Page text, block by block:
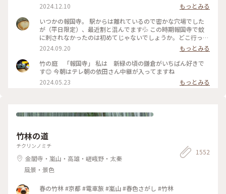
2024.12.10
もっとみる
いつかの報国寺。 駅からは離れているので密かな穴場でした
が（平日限定）、最近割と混んでます💦 この時期報国寺で蚊
に刺されなかったのは初めてじゃないでしょうか。どこ行っ
た〜🦟 #ことりっぷ旅2024 #鎌倉
2024.09.20
もっとみる
竹の庭 「報国寺」 私は 新緑の頃の鎌倉がいちばん好きで
す😊 今朝はテレ朝の依田さん中継が入ってますね
2024.05.23
もっとみる
竹林の道
チクリンノミチ
金閣寺・嵐山・高雄・嵯峨野・太秦
風景・景色
1552
春の竹林 #京都 #電車旅 #嵐山 #春色さがし #竹林